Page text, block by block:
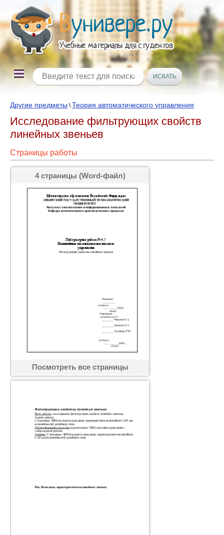
Другие предметы \Теория автоматического управления
Исследование фильтрующих свойств
линейных звеньев
Страницы работы
4 страницы (Word-файл)
Посмотреть все страницы